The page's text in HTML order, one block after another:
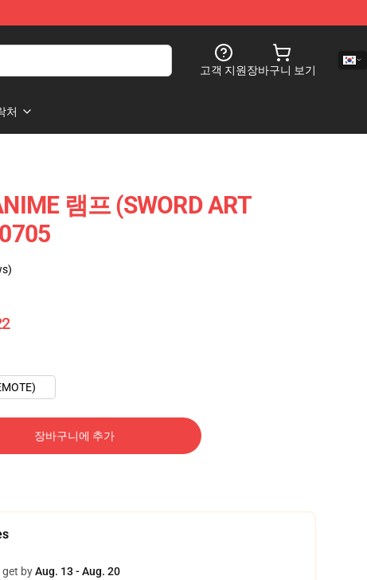
고객 지원장바구니 보기
처
램프 (SWORD ART
장바구니에 추가
get byAug. 13 - Aug. 20